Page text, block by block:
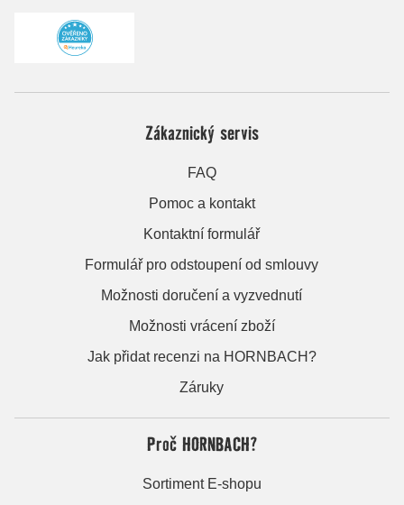
Zákaznický servis
FAQ
Pomoc a kontakt
Kontaktní formulář
Formulář pro odstoupení od smlouvy
Možnosti doručení a vyzvednutí
Možnosti vrácení zboží
Jak přidat recenzi na HORNBACH?
Záruky
Proč HORNBACH?
Sortiment E-shopu